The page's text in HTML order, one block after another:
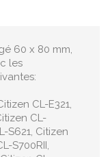
60 x 80 mm,
les
CL-E321,
CL-
S621, Citizen
S700RII,